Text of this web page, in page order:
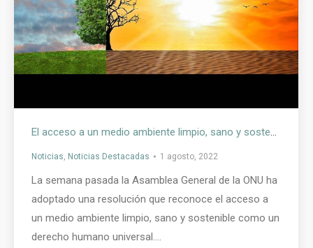
El acceso a un medio ambiente limpio, sano y sostenible es ahora un derecho humano universal
Noticias, Noticias Destacadas 1 agosto, 2022
La semana pasada la Asamblea General de la ONU ha
adoptado una resolución que reconoce el acceso a
un medio ambiente limpio, sano y sostenible como un
derecho humano universal.…